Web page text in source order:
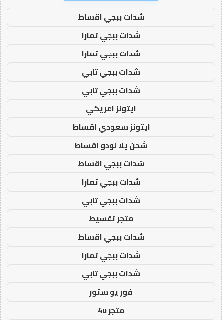
شدات ببجي اقساط
شدات ببجي تمارا
شدات ببجي تمارا
شدات ببجي تابي
شدات ببجي تابي
ايتونز امريكي
ايتونز سعودي اقساط
شحن يلا لودو اقساط
شدات ببجي اقساط
شدات ببجي تمارا
شدات ببجي تابي
متجر تقسيط
شدات ببجي اقساط
شدات ببجي تمارا
شدات ببجي تابي
فور يو ستور
متجر 4u